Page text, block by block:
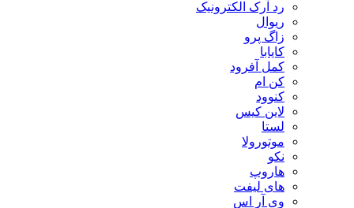
رد آرک الکترونیک
ریوال
زاگ پرو
کایابا
کمل آفرود
کن ام
کنوود
لاین کیس
لستا
موتورولا
نکو
هاروپ
های لیفت
وی آر اس